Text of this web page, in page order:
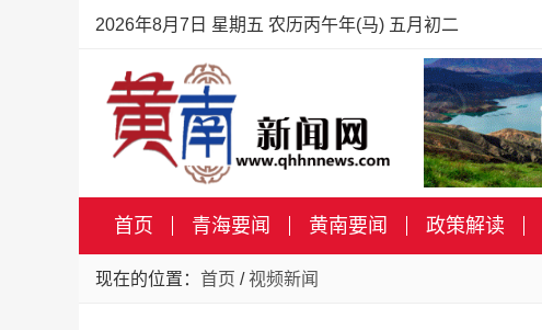
2026年8月7日 星期五 农历丙午年(马) 五月初二
首页 青海要闻 黄南要闻 政策解读
现在的位置： 首页 / 视频新闻